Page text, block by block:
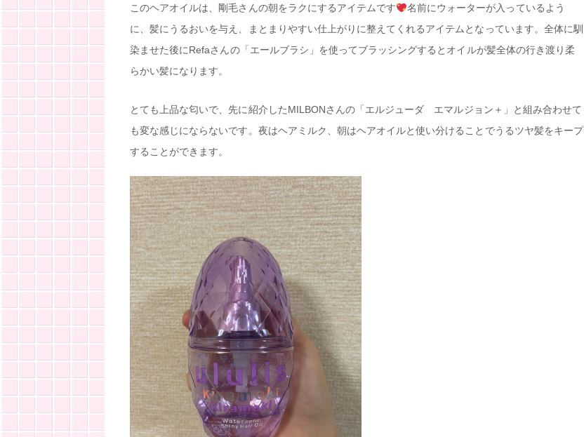
このヘアオイルは、剛毛さんの朝をラクにするアイテムです
名前にウォーターが入っているよう
に、髪にうるおいを与え、まとまりやすい仕上がりに整えてくれるアイテムとなっています。全体に馴
染ませた後にRefaさんの「エールブラシ」を使ってブラッシングするとオイルが髪全体の行き渡り柔
らかい髪になります。
とても上品な匂いで、先に紹介したMILBONさんの「エルジューダ エマルジョン＋」と組み合わせて
も変な感じにならないです。夜はヘアミルク、朝はヘアオイルと使い分けることでうるツヤ髪をキープ
することができます。